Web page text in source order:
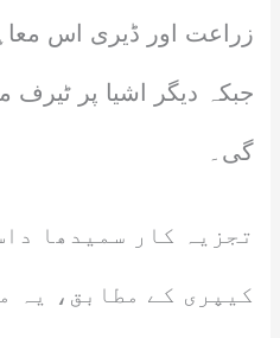
زراعت اور ڈیری اس
جبکہ دیگر اشیا پر ٹیرف
گی۔
تجزیہ کار سمیدھا
کیپری کے مطابق، یہ